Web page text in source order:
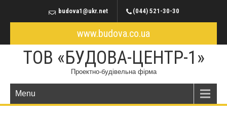
budova1@ukr.net (044) 521-30-30
www.budova.co.ua
ТОВ «БУДОВА-ЦЕНТР-1»
Проектно-будівельна фірма
Menu